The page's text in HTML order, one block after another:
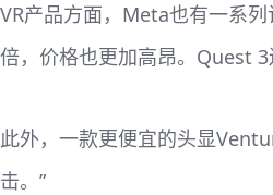
VR产品方面，Meta也有一系
倍，价格也更加高昂。Quest
此外，一款更便宜的头显
击。”